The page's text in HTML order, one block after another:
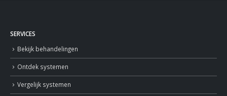
SERVICES
Bekijk behandelingen
Ontdek systemen
Vergelijk systemen